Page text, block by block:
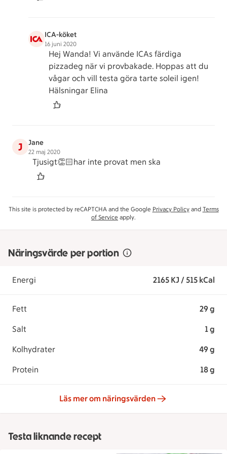
ICA-köket
16 juni 2020
Hej Wanda! Vi använde ICAs färdiga
pizzadeg när vi provbakade. Hoppas att du
vågar och vill testa göra tarte soleil igen!
Hälsningar Elina
J Jane
22 maj 2020
Tjusigt👏🏻har inte provat men ska
This site is protected by reCAPTCHA and the Google Privacy Policyand Terms
of Service apply.
Näringsvärde per portion
Energi 2165 KJ / 515 kCal
Fett 29 g
Salt 1 g
Kolhydrater 49 g
Protein 18 g
Läs mer om näringsvärden
Testa liknande recept